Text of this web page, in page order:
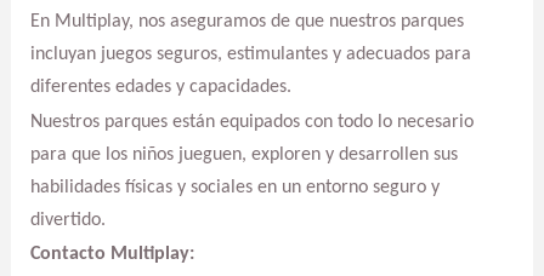
En Multiplay, nos aseguramos de que nuestros parques
incluyan juegos seguros, estimulantes y adecuados para
diferentes edades y capacidades.
Nuestros parques están equipados con todo lo necesario
para que los niños jueguen, exploren y desarrollen sus
habilidades físicas y sociales en un entorno seguro y
divertido.
Contacto Multiplay: